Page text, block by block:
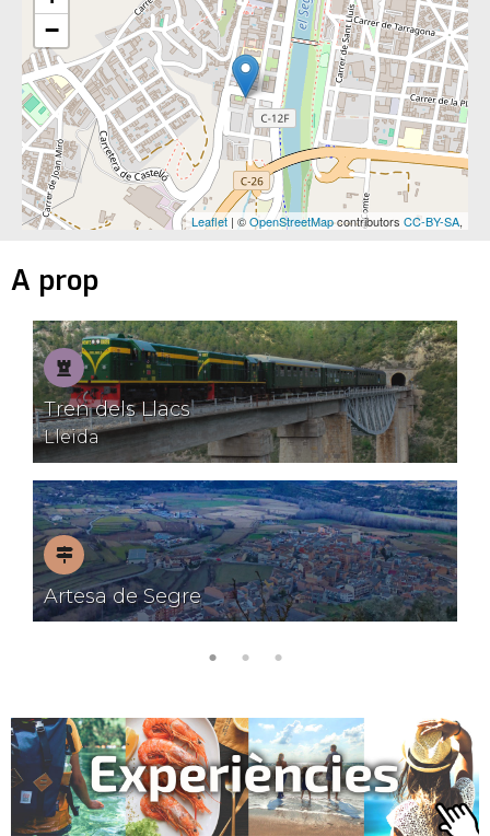
−
Leaflet | ©OpenStreetMapcontributors CC-BY-SA,
A prop
Patrimoni
Tren dels Llacs
Lleida
Pobles
amb
Artesa de Segre